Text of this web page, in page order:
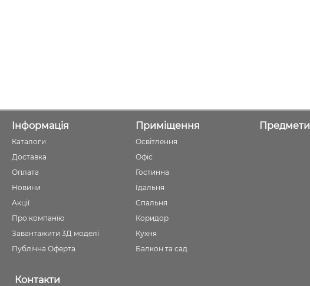
Інформація
Каталоги
Доставка
Оплата
Новини
Акції
Про компанію
Завантажити 3Д моделі
Публічна Оферта
Контакти
Приміщення
Освітлення
Офіс
Гостинна
Їдальня
Спальня
Коридор
Кухня
Балкон та сад
Предмети